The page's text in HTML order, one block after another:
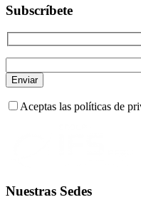
Subscríbete
Aceptas las políticas de
Nuestras Sedes